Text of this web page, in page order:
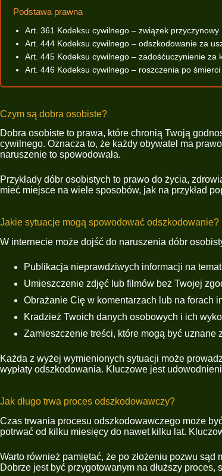
Podstawa prawna
Art. 361 Kodeksu cywilnego – związek
Art. 444 Kodeksu cywilnego – odszkodowanie za
Art. 445 Kodeksu cywilnego – zadośćuczynienie za
Art. 446 Kodeksu cywilnego – roszczenia po
Czym są dobra osobiste?
Dobra osobiste to prawa, które chronią Twoją
cywilnego. Oznacza to, że każdy obywatel ma
naruszenie to spowodowała.
Przykłady dóbr osobistych to prawo do życia,
mieć miejsce na wiele sposobów, jak na przykład
Jakie sytuacje mogą spowodować odszkodowanie?
W internecie może dojść do naruszenia dóbr
Publikacja nieprawdziwych informacji na
Umieszczenie zdjęć lub filmów bez Twojej
Obrażanie Cię w komentarzach lub na forach
Kradzież Twoich danych osobowych i ich
Zamieszczenie treści, które mogą być
Każda z wyżej wymienionych sytuacji może
wypłaty odszkodowania. Kluczowe jest
Jak długo trwa proces odszkodowawczy?
Czas trwania procesu odszkodowawczego może
potrwać od kilku miesięcy do nawet kilku lat.
Warto również pamiętać, że po złożeniu pozwu
Dobrze jest być przygotowanym na dłuższy